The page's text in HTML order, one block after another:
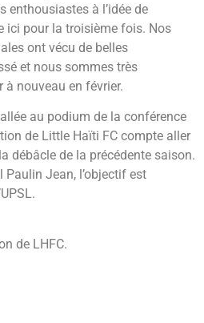
enthousiastes à l’idée de
ici pour la troisième fois. Nos
ont vécu de belles
et nous sommes très
nouveau en février.
au podium de la conférence
de Little Haïti FC compte aller
débâcle de la précédente saison.
Paulin Jean, l’objectif est
de LHFC.